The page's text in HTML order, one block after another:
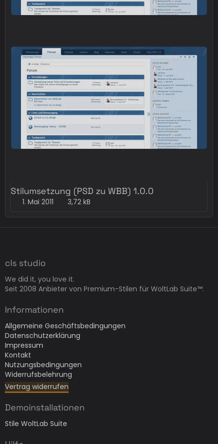
Stilumsetzung (PSD zu WBB) 1.0.0
1. Mai 2011 3,72 kB
cls studio
We did it, you love it.
Seit 2008 Anbieter von Premium-Stilen für WoltLab Suite™.
Informationen
Allgemeine Geschäftsbedingungen
Datenschutzerklärung
Impressum
Kontakt
Nutzungsbedingungen
Widerrufsbelehrung
Vertrag widerrufen
Demoinstallationen
Stile WoltLab Suite